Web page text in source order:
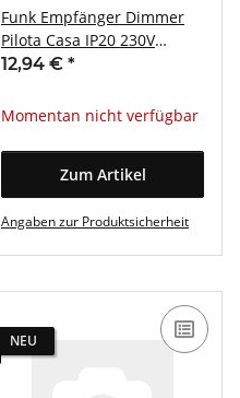
Funk Empfänger Dimmer
Pilota Casa IP20 230V
433,92Mhz max.150W 2-
12,94 € *
Momentan nicht verfügbar
Zum Artikel
Angaben zur Produktsicherheit
NEU